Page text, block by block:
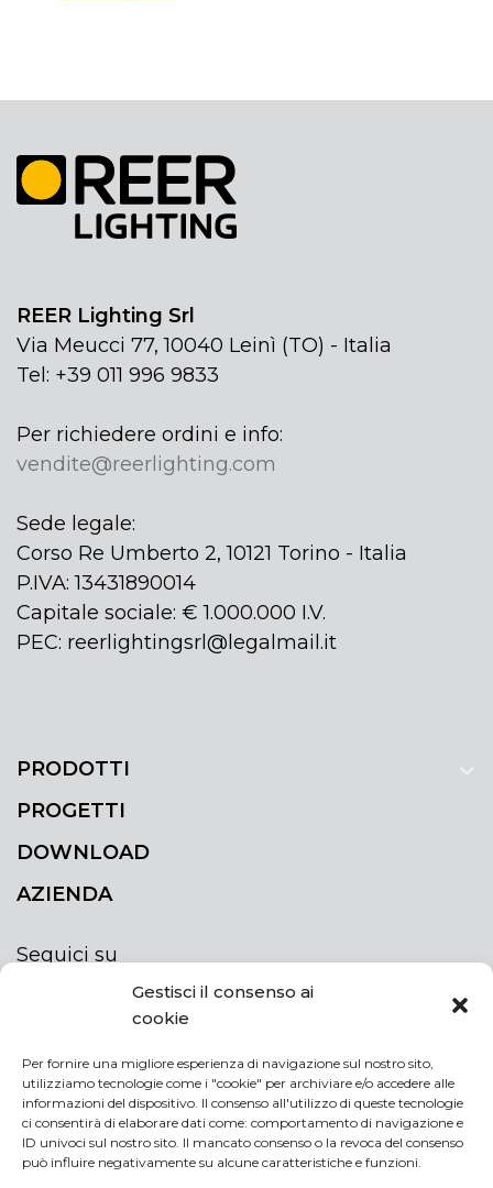
Gestisci il consenso ai
cookie
Per fornire una migliore esperienza di navigazione sul nostro sito,
utilizziamo tecnologie come i "cookie" per archiviare e/o accedere alle
informazioni del dispositivo. Il consenso all'utilizzo di queste tecnologie
ci consentirà di elaborare dati come: comportamento di navigazione e
ID univoci sul nostro sito. Il mancato consenso o la revoca del consenso
può influire negativamente su alcune caratteristiche e funzioni.
REER Lighting Srl
Via Meucci 77, 10040 Leinì (TO) - Italia
Tel: +39 011 996 9833
Per richiedere ordini e info:
vendite@reerlighting.com
Sede legale:
Corso Re Umberto 2, 10121 Torino - Italia
P.IVA: 13431890014
Capitale sociale: € 1.000.000 I.V.
PEC: reerlightingsrl@legalmail.it
PRODOTTI
PROGETTI
DOWNLOAD
AZIENDA
Seguici su
ISCRIVITI ALLA NEWSLETTER
Rimani sempre aggiornato iscrivendoti alla
newsletter